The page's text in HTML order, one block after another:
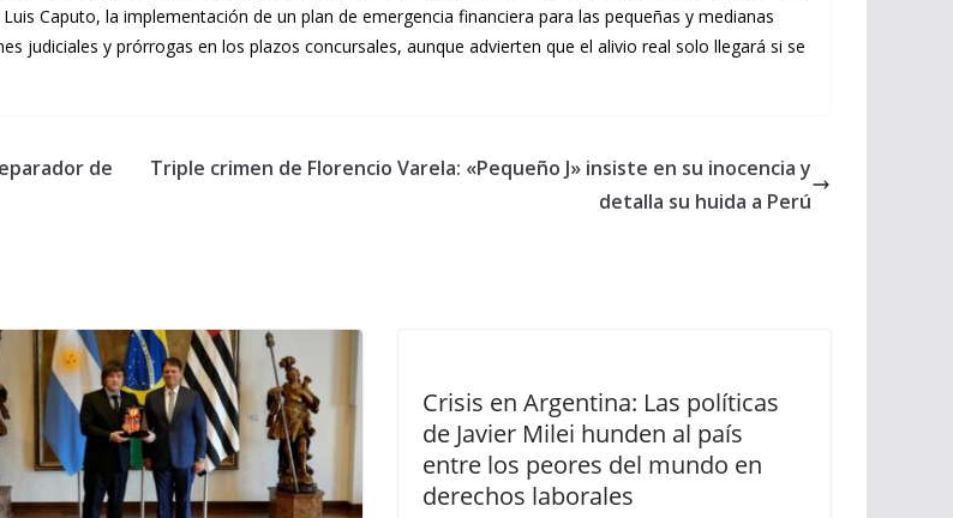
Caputo, la implementación de un plan de emergencia financiera para las pequeñas y medianas
judiciales y prórrogas en los plazos concursales, aunque advierten que el alivio real solo llegará si se
de
Triple crimen de Florencio Varela: «Pequeño J» insiste en su inocencia y
detalla su huida a Perú
Crisis en Argentina: Las políticas
de Javier Milei hunden al país
entre los peores del mundo en
derechos laborales